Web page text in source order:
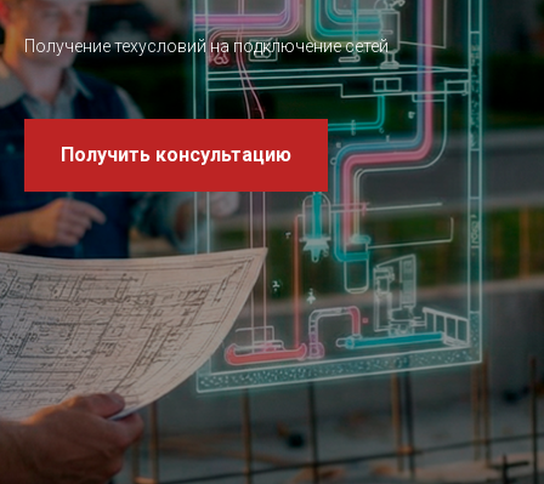
Получение техусловий на подключение сетей
Получить консультацию